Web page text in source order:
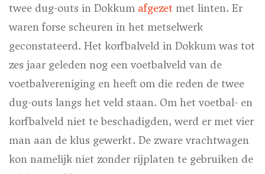
twee dug-outs in Dokkum afgezet met linten. Er
waren forse scheuren in het metselwerk
geconstateerd. Het korfbalveld in Dokkum was tot
zes jaar geleden nog een voetbalveld van de
voetbalvereniging en heeft om die reden de twee
dug-outs langs het veld staan. Om het voetbal- en
korfbalveld niet te beschadigden, werd er met vier
man aan de klus gewerkt. De zware vrachtwagen
kon namelijk niet zonder rijplaten te gebruiken de